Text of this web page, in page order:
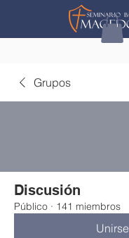
Grupos
Discusión
Público · 141 miembros
Unirse